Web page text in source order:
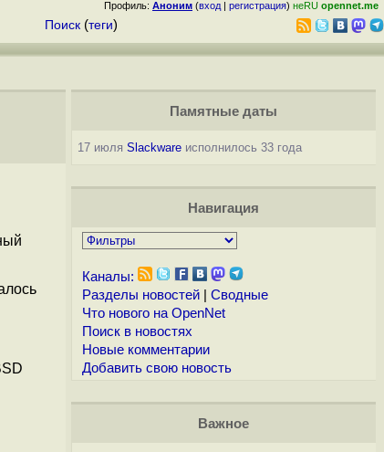
Профиль: Аноним (вход | регистрация) неRU opennet.me
Поиск (теги)
Памятные даты
17 июля Slackwareисполнилось 33 года
Навигация
Каналы:
Разделы новостей| Сводные
Что нового на OpenNet
Поиск в новостях
Новые комментарии
Добавить свою новость
Важное